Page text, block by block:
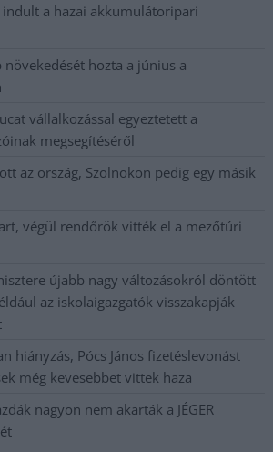
indult a hazai akkumulátoripari
növekedését hozta a június a
vállalkozással egyeztetett a
megsegítéséről
az ország, Szolnokon pedig egy másik
végül rendőrök vitték el a mezőtúri
újabb nagy változásokról döntött
az iskolaigazgatók visszakapják
hiányzás, Pócs János fizetéslevonást
még kevesebbet vittek haza
nagyon nem akarták a JÉGER